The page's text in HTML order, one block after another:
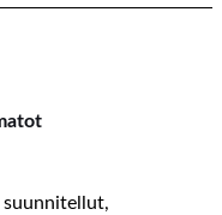
suunnitellut,